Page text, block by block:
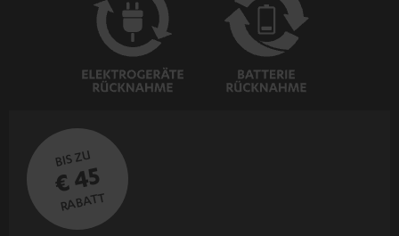
BIS ZU
€ 45
RABATT